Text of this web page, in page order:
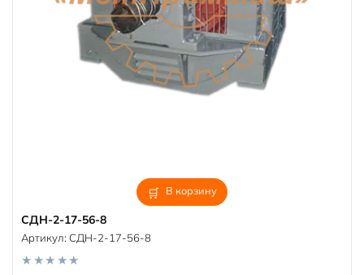
В корзину
СДН-2-17-56-8
Артикул: СДН-2-17-56-8